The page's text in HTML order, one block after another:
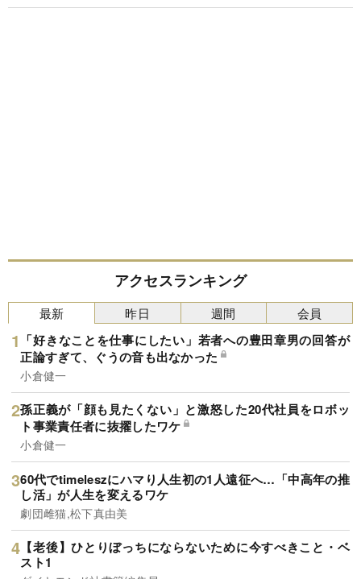
アクセスランキング
最新
「好きなことを仕事にしたい」若者への豊田章男の回答が
正論すぎて、ぐうの音も出なかった
小倉健一
孫正義が「顔も見たくない」と激怒した20代社員をロボッ
ト事業責任者に抜擢したワケ
小倉健一
60代でtimeleszにハマり人生初の1人遠征へ…「中高年の推
し活」が人生を変えるワケ
劇団雌猫,松下真由美
【老後】ひとりぼっちにならないために今すべきこと・ベ
スト1
昨日 週間 会員